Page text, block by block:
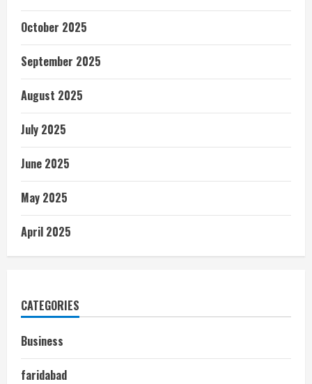
October 2025
September 2025
August 2025
July 2025
June 2025
May 2025
April 2025
CATEGORIES
Business
faridabad